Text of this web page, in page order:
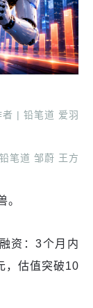
者 | 铅笔道 爱羽
笔道 邹蔚 王方
。
资：3个月内
，估值突破10